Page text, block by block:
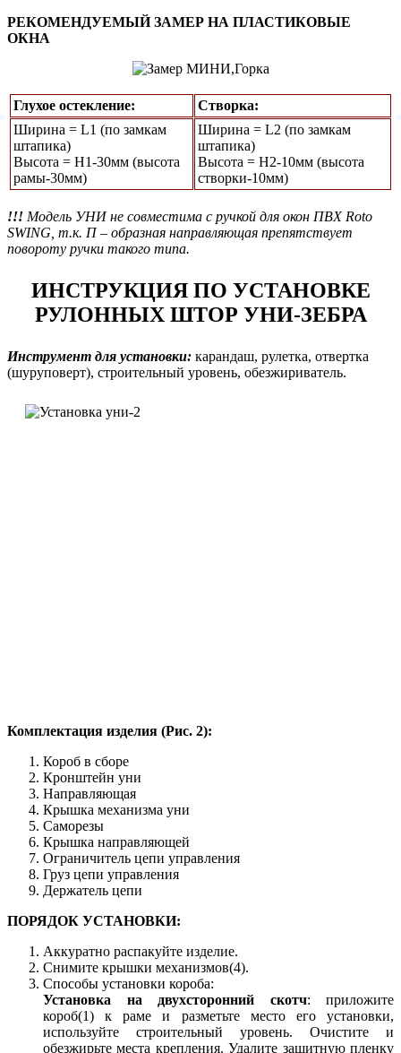
РЕКОМЕНДУЕМЫЙ ЗАМЕР НА ПЛАСТИКОВЫЕ
ОКНА
Глухое остекление:
Створка:
Ширина = L1 (по замкам
штапика)
Высота = Н1-30мм (высота
рамы-30мм)
Ширина = L2 (по замкам
штапика)
Высота = H2-10мм (высота
створки-10мм)
!!! Модель УНИ не совместима с ручкой для окон ПВХ Roto
SWING, т.к. П – образная направляющая препятствует
повороту ручки такого типа.
ИНСТРУКЦИЯ ПО УСТАНОВКЕ
РУЛОННЫХ ШТОР УНИ-ЗЕБРА
Инструмент для установки: карандаш, рулетка, отвертка
(шуруповерт), строительный уровень, обезжириватель.
Комплектация изделия (Рис. 2):
Короб в сборе
Кронштейн уни
Направляющая
Крышка механизма уни
Саморезы
Крышка направляющей
Ограничитель цепи управления
Груз цепи управления
Держатель цепи
ПОРЯДОК УСТАНОВКИ:
Аккуратно распакуйте изделие.
Снимите крышки механизмов(4).
Способы установки короба:
Установка на двухсторонний скотч: приложите
короб(1) к раме и разметьте место его установки,
используйте строительный уровень. Очистите и
обезжирьте места крепления. Удалите защитную пленку